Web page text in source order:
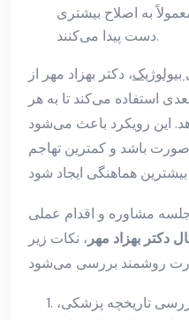
به اصلاح بیشتری
دست پیدا می‌کنند.
، دکتر بهزاد مهر از
استفاده می‌کند تا به هر
این رویکرد باعث می‌شود
صورت باشد و کمترین تهاجم
مشاوره و اقدام عملی
دکتر بهزاد مهر ، نکات زیر
تاریخچه پزشکی،